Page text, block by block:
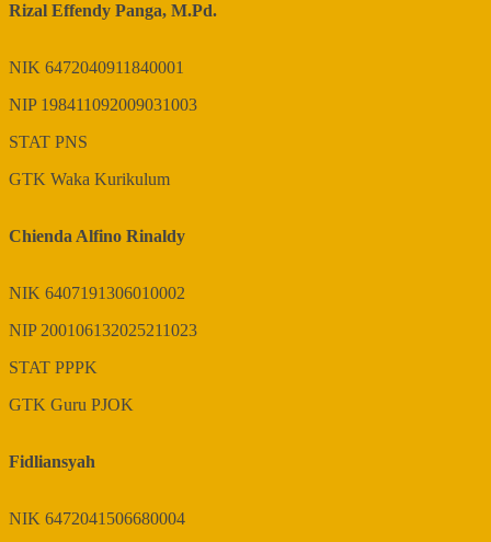
Rizal Effendy Panga, M.Pd.
NIK 6472040911840001
NIP 198411092009031003
STAT PNS
GTK Waka Kurikulum
Chienda Alfino Rinaldy
NIK 6407191306010002
NIP200106132025211023
STAT PPPK
GTK Guru PJOK
Fidliansyah
NIK 6472041506680004